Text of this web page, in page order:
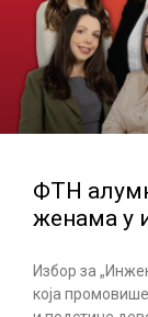
ФТН
женама у
Избор за
која